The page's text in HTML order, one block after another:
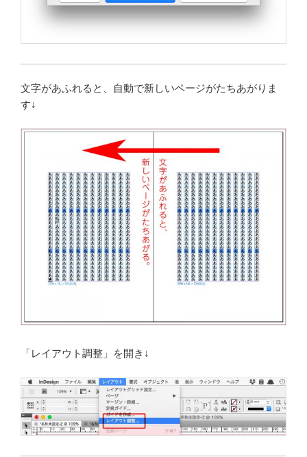
文字があふれると、自動で新しいページがたちあがりま
す↓
「レイアウト調整」を開き↓